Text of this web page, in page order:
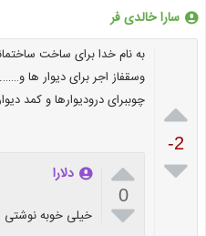
سارا خالدی فر

-2

به نام خدا برای ساخت
وسقفاز اجر برای دیوار ها
چوببرای درودیوارها و کمد

0

دلارا
خیلی خوبه نوشتی